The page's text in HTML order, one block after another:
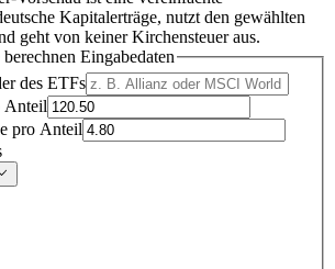
Kapitalerträge, nutzt den gewählten
geht von keiner Kirchensteuer aus.
Eingabedaten
des ETFs
Anteil
pro Anteil